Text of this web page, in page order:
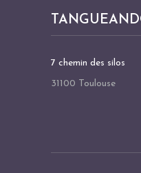
T
O
N
N
7 chemin des silos
31100 Toulouse